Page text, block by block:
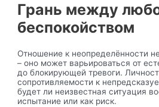
Грань между
беспокойством
Отношение к неопределённости
– оно может варьироваться от
до блокирующей тревоги.
сопротивляемости к
будет ли неизвестная ситуация
испытание или как риск.